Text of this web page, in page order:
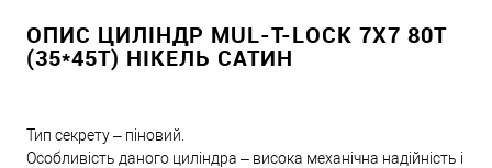
ОПИС ЦИЛІНДР MUL-T-LOCK 7X7 80T
(35*45T) НІКЕЛЬ САТИН
Тип секрету – піновий.
Особливість даного циліндра – висока механічна надійність і